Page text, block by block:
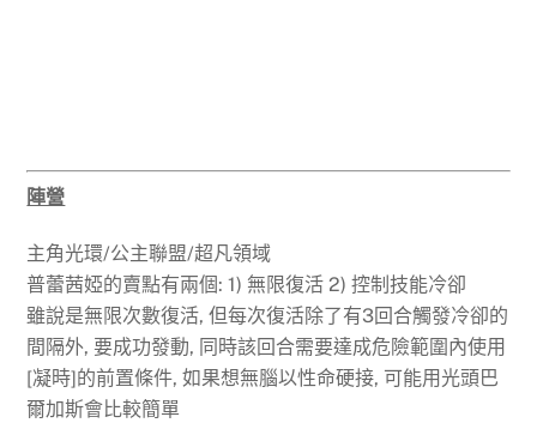
陣營
主角光環/公主聯盟/超凡領域
普蕾茜婭的賣點有兩個: 1) 無限復活 2) 控制技能冷卻
雖說是無限次數復活, 但每次復活除了有3回合觸發冷卻的
間隔外, 要成功發動, 同時該回合需要達成危險範圍內使用
[凝時]的前置條件, 如果想無腦以性命硬接, 可能用光頭巴
爾加斯會比較簡單